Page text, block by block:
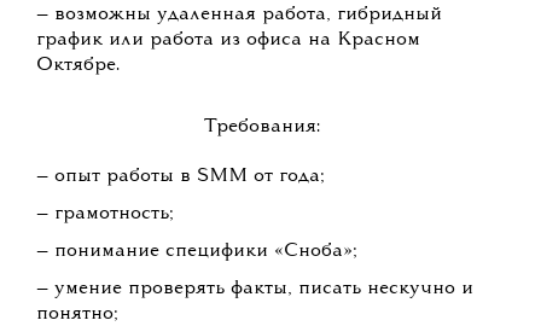
— возможны удаленная работа, гибридный
график или работа из офиса на Красном
Октябре.
Требования:
— опыт работы в SMM от года;
— грамотность;
— понимание специфики «Сноба»;
— умение проверять факты, писать нескучно и
понятно;